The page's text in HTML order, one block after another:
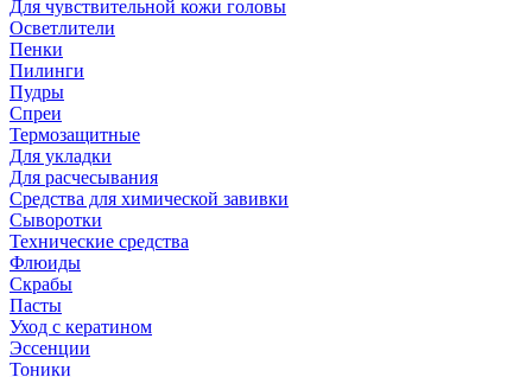
Для чувствительной кожи головы
Осветлители
Пенки
Пилинги
Пудры
Спреи
Термозащитные
Для укладки
Для расчесывания
Средства для химической завивки
Сыворотки
Технические средства
Флюиды
Скрабы
Пасты
Уход с кератином
Эссенции
Тоники